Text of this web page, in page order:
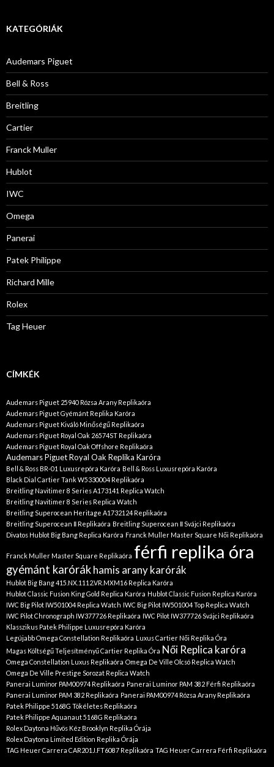
KATEGÓRIÁK
Audemars Piguet
Bell & Ross
Breitling
Cartier
Franck Muller
Hublot
IWC
Omega
Panerai
Patek Philippe
Richard Mille
Rolex
Tag Heuer
CÍMKÉK
Audemars Piguet 25940 Rózsa Arany Replikaóra
Audemars Piguet Gyémánt Replika Karóra
Audemars Piguet Kiváló Minőségű Replikaóra
Audemars Piguet Royal Oak 26574ST Replikaóra
Audemars Piguet Royal Oak Offshore Replikaóra
Audemars Piguet Royal Oak Replika Karóra
Bell & Ross BR-01 Luxusrepóra Karóra Bell & Ross Luxusrepóra Karóra
Black Dial Cartier Tank W5330004 Replikaóra
Breitling Navitimer 8 Series A173141 Replica Watch
Breitling Navitimer 8 Series Replica Watch
Breitling Superocean Heritage A1732124 Replikaóra
Breitling Superocean Ⅱ Replikaóra Breitling Superocean Ⅱ Svájci Replikaóra
Divatos Hublot Big Bang Replica Karóra Franck Muller Master Square Női Replikaóra
Franck Muller Master Square Replikaóra férfi replika óra
gyémánt karórákhamis arany karórák
Hublot Big Bang 415.NX.1112.VR.MXM16 Replica Karóra
Hublot Classic Fusion King Gold Replica Karóra Hublot Classic Fusion Replica Karóra
IWC Big Pilot IW501004 Replica Watch IWC Big Pilot IW501004 Top Replica Watch
IWC Pilot Chronograph IW377726 Replikaóra IWC Pilot IW377726 Svájci Replikaóra
Klasszikus Patek Philippe Luxusrepóra Karóra
Legújabb Omega Constellation Replikaóra Luxus Cartier Női Replika Óra
Magas Költségű Teljesítményű Cartier Replika Óra Női Replica karóra
Omega Constellation Luxus Replikaóra Omega De Ville Olcsó Replica Watch
Omega De Ville Prestige Sorozat Replica Watch
Panerai Luminor PAM00974 Replikaóra Panerai Luminor PAM 382 Férfi Replikaóra
Panerai Luminor PAM 382 Replikaóra Panerai PAM00974 Rózsa Arany Replikaóra
Patek Philippe 5168G Tökéletes Replikaóra
Patek Philippe Aquanaut 5168G Replikaóra
Rolex Daytona Hűvös Kéz Brooklyn Replika Órája
Rolex Daytona Limited Edition Replika Órája
TAG Heuer Carrera CAR201J.FT6087 Replikaóra TAG Heuer Carrera Férfi Replikaóra